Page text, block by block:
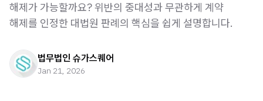
해제가 가능할까요? 위반의 중대성과 무관하게 계약
해제를 인정한 대법원 판례의 핵심을 쉽게 설명합니다.
법무법인 슈가스퀘어
Jan 21, 2026